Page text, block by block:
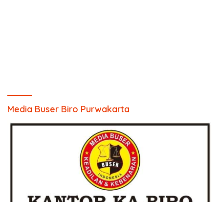
Media Buser Biro Purwakarta